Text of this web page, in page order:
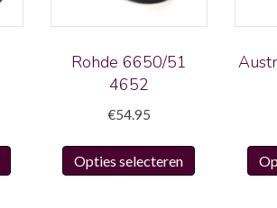
Dit
Rohde 6650/51
4652
€54.95
Opties selecteren
Dit